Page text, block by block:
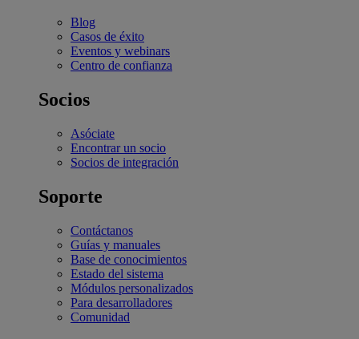
Blog
Casos de éxito
Eventos y webinars
Centro de confianza
Socios
Asóciate
Encontrar un socio
Socios de integración
Soporte
Contáctanos
Guías y manuales
Base de conocimientos
Estado del sistema
Módulos personalizados
Para desarrolladores
Comunidad